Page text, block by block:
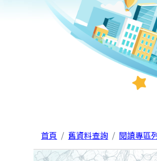
首頁 舊資料查詢 閱讀專區